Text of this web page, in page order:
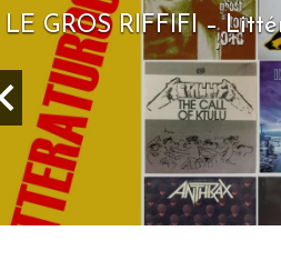
LE GROS RIFFIFI –